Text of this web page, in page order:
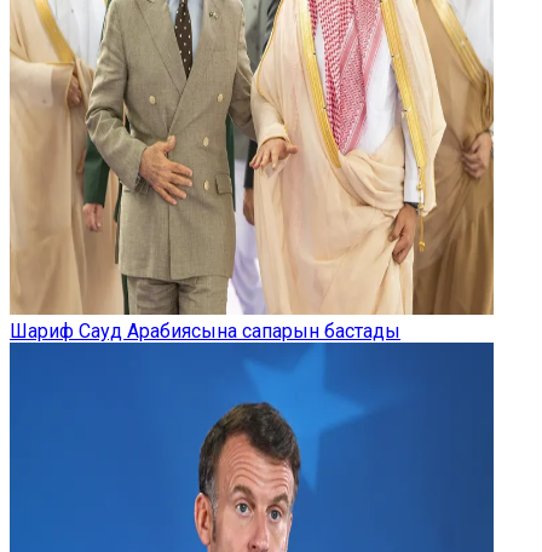
Шариф Сауд Арабиясына сапарын бастады